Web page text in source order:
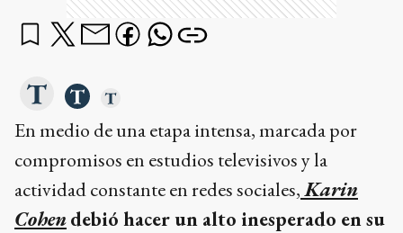
En medio de una etapa intensa, marcada por
compromisos en estudios televisivos y la
actividad constante en redes sociales,Karin
Cohendebió hacer un alto inesperado en su